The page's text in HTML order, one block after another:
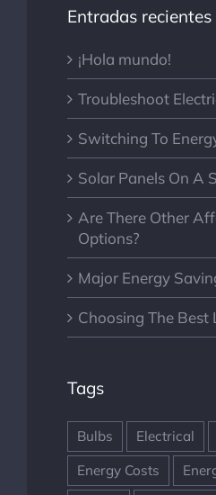
Entradas recientes
¡Hola mundo!
Troubleshoot
Switching To
Solar Panels On A
Are There Other
Options?
Major Energy
Choosing The Best
Tags
Bulbs Electrical
Energy Costs